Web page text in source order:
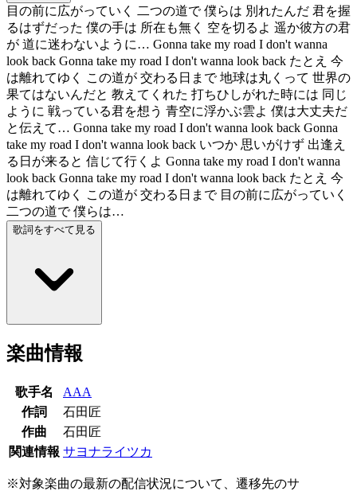
目の前に広がっていく 二つの道で 僕らは 別れたんだ 君を握
るはずだった 僕の手は 所在も無く 空を切るよ 遥か彼方の君
が 道に迷わないように… Gonna take my road I don't wanna
look back Gonna take my road I don't wanna look back たとえ 今
は離れてゆく この道が 交わる日まで 地球は丸くって 世界の
果てはないんだと 教えてくれた 打ちひしがれた時には 同じ
ように 戦っている君を想う 青空に浮かぶ雲よ 僕は大丈夫だ
と伝えて… Gonna take my road I don't wanna look back Gonna
take my road I don't wanna look back いつか 思いがけず 出逢え
る日が来ると 信じて行くよ Gonna take my road I don't wanna
look back Gonna take my road I don't wanna look back たとえ 今
は離れてゆく この道が 交わる日まで 目の前に広がっていく
二つの道で 僕らは…
歌詞をすべて見る
楽曲情報
歌手名
AAA
作詞
石田匠
作曲
石田匠
関連情報 サヨナライツカ
※対象楽曲の最新の配信状況について、遷移先のサ